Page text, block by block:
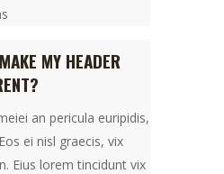
MY HEADER
an pericula euripidis,
ei nisl graecis, vix
Eius lorem tincidunt vix